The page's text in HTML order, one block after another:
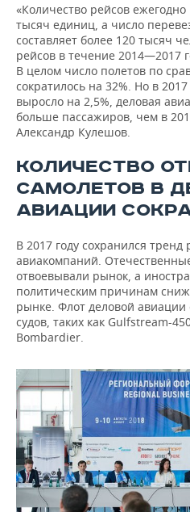
«Количество рейсов ежегодно
тысяч единиц, а число
составляет более 120 тысяч
рейсов в течение 2014—2017
В целом число полетов по
сократилось на 32%. Но в
выросло на 2,5%, деловая
больше пассажиров, чем в
Александр Кулешов.
КОЛИЧЕСТВО
САМОЛЕТОВ В
АВИАЦИИ
В 2017 году сохранился тренд
авиакомпаний.
отвоевывали рынок, а
политическим причинам
рынке. Флот деловой авиации
судов, таких как Gulfstream-
Bombardier.